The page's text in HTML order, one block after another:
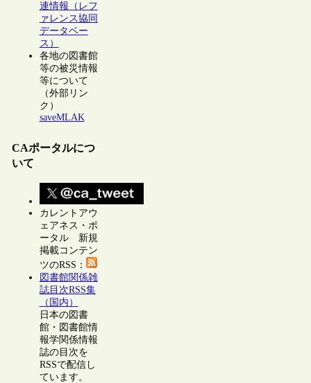
連情報（レフ
ァレンス協同
データベー
ス）
各地の図書館
等の被災情報
等について
（外部リン
ク）
saveMLAK
CAポータルにつ
いて
カレントアウ
ェアネス・ポ
ータル 新規
掲載コンテン
ツのRSS：
図書館関係雑
誌目次RSS集
（国内）
日本の図書
館・図書館情
報学関係情報
誌の目次を
RSSで配信し
ています。